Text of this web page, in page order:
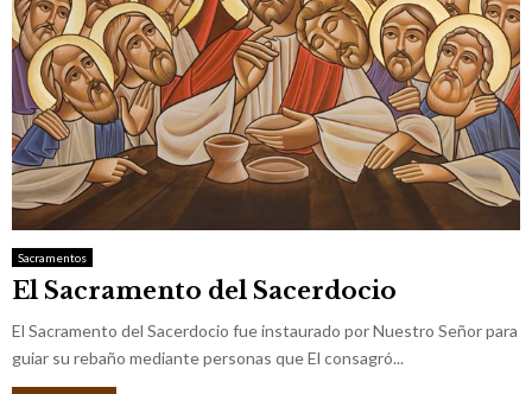
Sacramentos
El Sacramento del Sacerdocio
El Sacramento del Sacerdocio fue instaurado por Nuestro Señor para
guiar su rebaño mediante personas que El consagró...